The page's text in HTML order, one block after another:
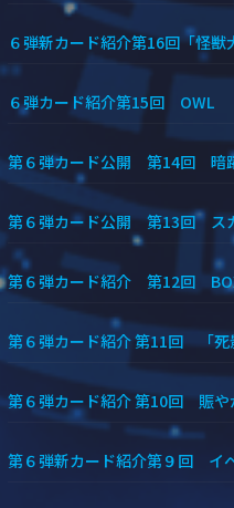
６弾新カード紹介第16回「怪獣
６弾カード紹介第15回 OWL
第６弾カード公開 第14回 暗
第６弾カード公開 第13回 ス
第６弾カード紹介 第12回
第６弾カード紹介 第11回 「死
第６弾カード紹介 第10回 賑や
第６弾新カード紹介第９回 イ